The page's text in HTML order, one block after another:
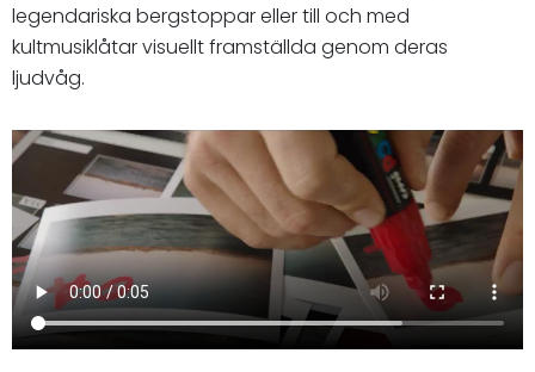
legendariska bergstoppar eller till och med
kultmusiklåtar visuellt framställda genom deras
ljudvåg.